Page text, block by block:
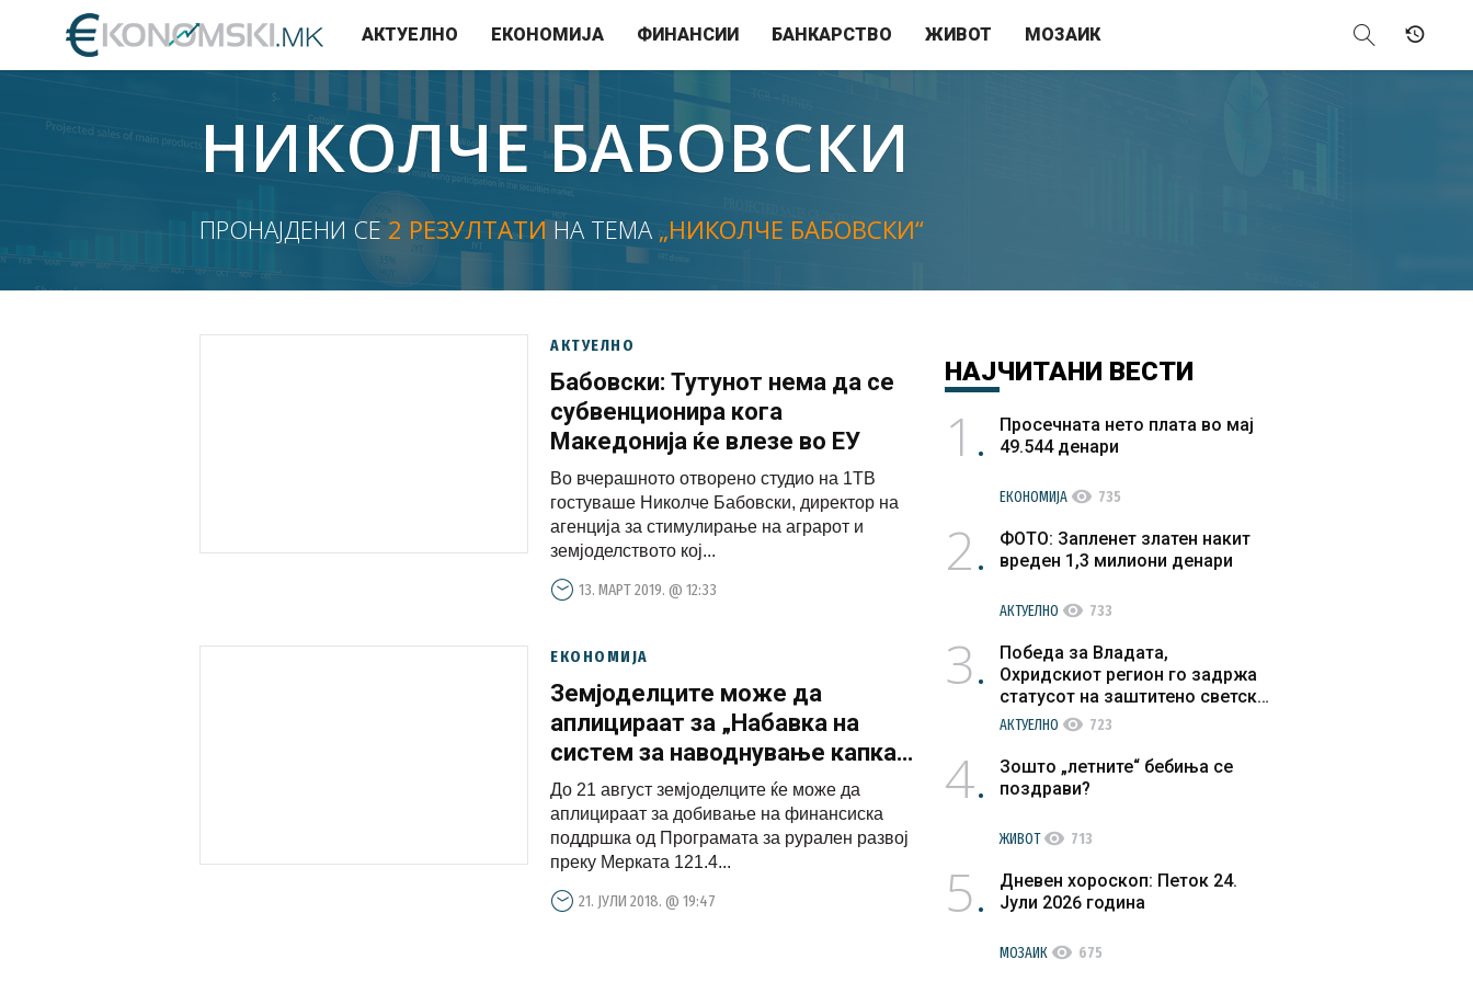
АКТУЕЛНО ЕКОНОМИЈА ФИНАНСИИ БАНКАРСТВО ЖИВОТ МОЗАИК
НИКОЛЧЕ БАБОВСКИ
ПРОНАЈДЕНИ СЕ2 РЕЗУЛТАТИНА ТЕМА „НИКОЛЧЕ БАБОВСКИ“
АКТУЕЛНО
Бабовски: Тутунот нема да се
субвенционира кога
Македонија ќе влезе во ЕУ
Во вчерашното отворено студио на 1ТВ
гостуваше Николче Бабовски, директор на
агенција за стимулирање на аграрот и
земјоделството кој...
13. МАРТ 2019. @ 12:33
ЕКОНОМИЈА
Земјоделците може да
аплицираат за „Набавка на
систем за наводнување капка
по капка, конструкција на
бунари и други зафати на
површинска вода“
До 21 август земјоделците ќе може да
аплицираат за добивање на финансиска
поддршка од Програмата за рурален развој
преку Мерката 121.4...
21. ЈУЛИ 2018. @ 19:47
НАЈЧИТАНИ ВЕСТИ
1
Просечната нето плата во мај
49.544 денари
ЕКОНОМИЈА visibility 735
2
ФОТО: Запленет златен накит
вреден 1,3 милиони денари
АКТУЕЛНО visibility 733
3
Победа за Владата,
Охридскиот регион го задржа
статусот на заштитено светско
културно наследство
АКТУЕЛНО visibility 723
4
Зошто „летните“ бебиња се
поздрави?
ЖИВОТvisibility 713
5
Дневен хороскоп: Петок 24.
Јули 2026 година
МОЗАИК visibility 675